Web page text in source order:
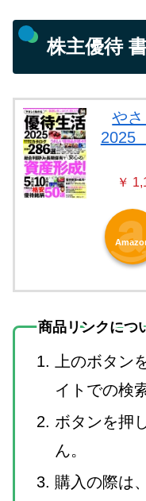
株主優待
や
2025
￥
商品リンクにつ
上のボタン
イトでの検
ボタンを押
ん。
購入の際は